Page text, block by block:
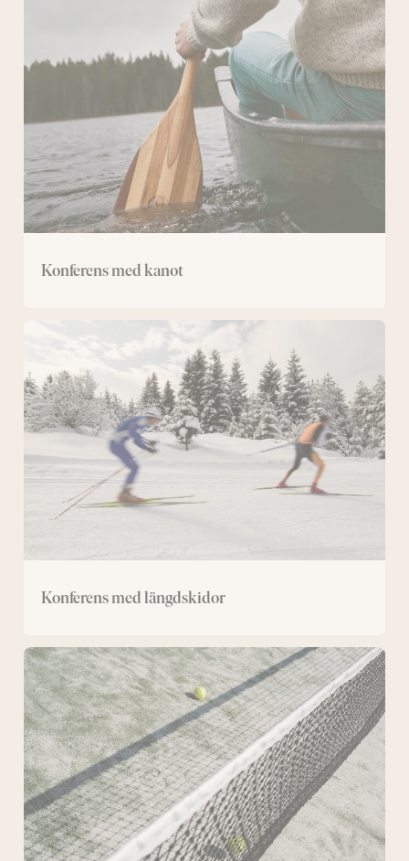
Konferens med kanot
Konferens med längdskidor
längdskidor
Konferens
med
padel